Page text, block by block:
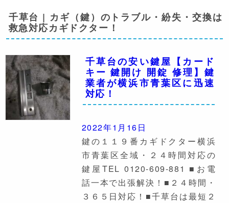
千草台 | カギ（鍵）のトラブル・紛失・交換は
救急対応カギドクター！
千草台の安い鍵屋【カード
キー 鍵開け 開錠 修理】鍵
業者が横浜市青葉区に迅速
対応！
2022年1月16日
鍵の１１９番カギドクター横浜
市青葉区全域・２４時間対応の
鍵屋TEL 0120-609-881 ■お電
話一本で出張解決！■２４時間・
３６５日対応！■千草台は最短２